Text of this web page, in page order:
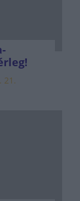
21.